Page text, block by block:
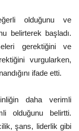
olduğunu ve
belirterek başladı.
gerektiğini ve
vurgularken,
ifade etti.
daha verimli
olduğunu belirtti.
şans, liderlik gibi